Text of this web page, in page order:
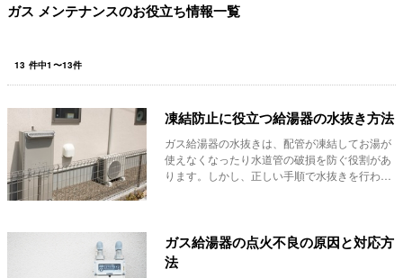
ガス メンテナンスのお役立ち情報一覧
13 件中1 〜13件
凍結防止に役立つ給湯器の水抜き方法
ガス給湯器の水抜きは、配管が凍結してお湯が
使えなくなったり水道管の破損を防ぐ役割があ
ります。しかし、正しい手順で水抜きを行わな
ガス給湯器の点火不良の原因と対応方
法